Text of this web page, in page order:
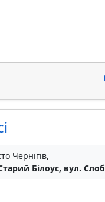
Чернігів,
Білоус, вул.